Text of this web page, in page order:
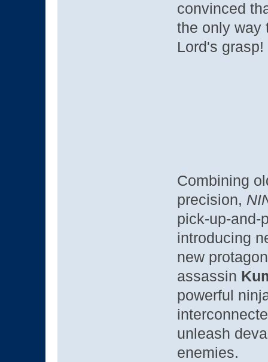
convinced
the only way
Lord's grasp!
Combining
precision,
pick-up-and-
introducing
new
assassin
powerful
unleash
enemies.